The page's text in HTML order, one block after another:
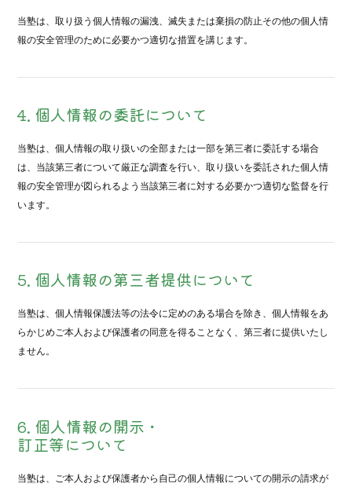
当塾は、取り扱う個人情報の漏洩、滅失または棄損の防止その他の個人情
報の安全管理のために必要かつ適切な措置を講じます。
4. 個人情報の委託について
当塾は、個人情報の取り扱いの全部または一部を第三者に委託する場合
は、当該第三者について厳正な調査を行い、取り扱いを委託された個人情
報の安全管理が図られるよう当該第三者に対する必要かつ適切な監督を行
います。
5. 個人情報の第三者提供について
当塾は、個人情報保護法等の法令に定めのある場合を除き、個人情報をあ
らかじめご本人および保護者の同意を得ることなく、第三者に提供いたし
ません。
6. 個人情報の開示・
訂正等について
当塾は、ご本人および保護者から自己の個人情報についての開示の請求が